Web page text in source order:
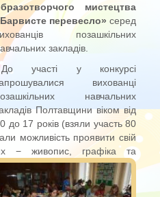
мистецтва
перевесло» серед
позашкільних
закладів.
До участі у конкурсі
вихованці
навчальних
Полтавщини віком від
до 17 років (взяли участь 80
можливість проявити свій
− живопис, графіка та